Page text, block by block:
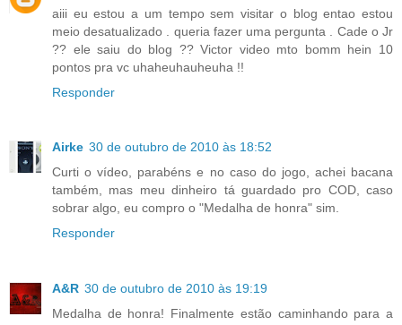
aiii eu estou a um tempo sem visitar o blog entao estou
meio desatualizado . queria fazer uma pergunta . Cade o Jr
?? ele saiu do blog ?? Victor video mto bomm hein 10
pontos pra vc uhaheuhauheuha !!
Responder
Airke 30 de outubro de 2010 às 18:52
Curti o vídeo, parabéns e no caso do jogo, achei bacana
também, mas meu dinheiro tá guardado pro COD, caso
sobrar algo, eu compro o "Medalha de honra" sim.
Responder
A&R 30 de outubro de 2010 às 19:19
Medalha de honra! Finalmente estão caminhando para a